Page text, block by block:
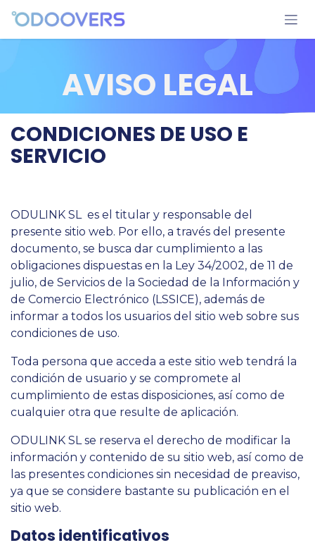
AVISO LEGAL
CONDICIONES DE USO E
SERVICIO
ODULINK SL es el titular y responsable del
presente sitio web. Por ello, a través del presente
documento, se busca dar cumplimiento a las
obligaciones dispuestas en la Ley 34/2002, de 11 de
julio, de Servicios de la Sociedad de la Información y
de Comercio Electrónico (LSSICE), además de
informar a todos los usuarios del sitio web sobre sus
condiciones de uso.
Toda persona que acceda a este sitio web tendrá la
condición de usuario y se compromete al
cumplimiento de estas disposiciones, así como de
cualquier otra que resulte de aplicación.
ODULINK SL se reserva el derecho de modificar la
información y contenido de su sitio web, así como de
las presentes condiciones sin necesidad de preaviso,
ya que se considere bastante su publicación en el
sitio web.
Datos identificativos